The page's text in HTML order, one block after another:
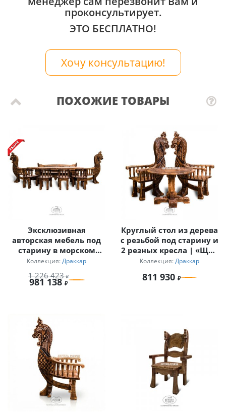
проконсультирует.
ЭТО БЕСПЛАТНО!
Хочу консультацию!
ПОХОЖИЕ ТОВАРЫ
Эксклюзивная
авторская мебель под
старину в морском
стиле «Драккар»
Коллекция: Драккар
1 226 423
981 138
Круглый стол из дерева
с резьбой под старину и
2 резных кресла | «Щит
Викинга»
Коллекция: Драккар
811 930